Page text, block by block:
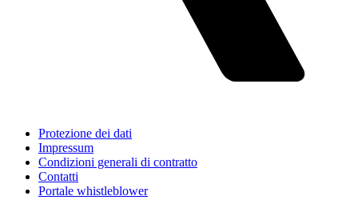
Protezione dei dati
Impressum
Condizioni generali di contratto
Contatti
Portale whistleblower